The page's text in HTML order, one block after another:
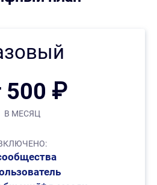
500 ₽
В МЕСЯЦ